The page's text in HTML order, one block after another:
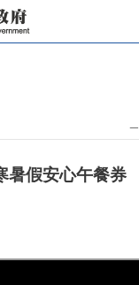
暑假安心午餐券